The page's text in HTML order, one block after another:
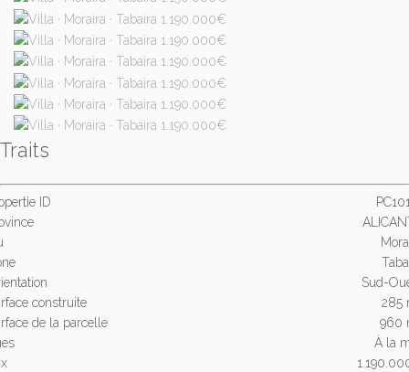
Traits
ID
Sud-
construite
285
de la parcelle
960
À la